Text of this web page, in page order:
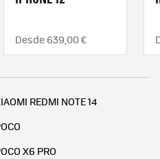
Desde 639,00 €
REDMI NOTE 14
X6 PRO